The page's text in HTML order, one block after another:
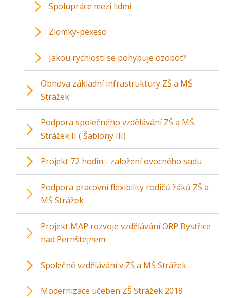
Spolupráce mezi lidmi
Zlomky-pexeso
Jakou rychlostí se pohybuje ozobot?
Obnova základní infrastruktury ZŠ a MŠ
Strážek
Podpora společného vzdělávání ZŠ a MŠ
Strážek II ( Šablony III)
Projekt 72 hodin - založení ovocného sadu
Podpora pracovní flexibility rodičů žáků ZŠ a
MŠ Strážek
Projekt MAP rozvoje vzdělávání ORP Bystřice
nad Pernštejnem
Společné vzdělávání v ZŠ a MŠ Strážek
Modernizace učeben ZŠ Strážek 2018